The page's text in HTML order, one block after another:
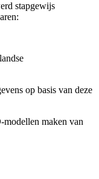
stapgewijs
op basis van deze
modellen maken van